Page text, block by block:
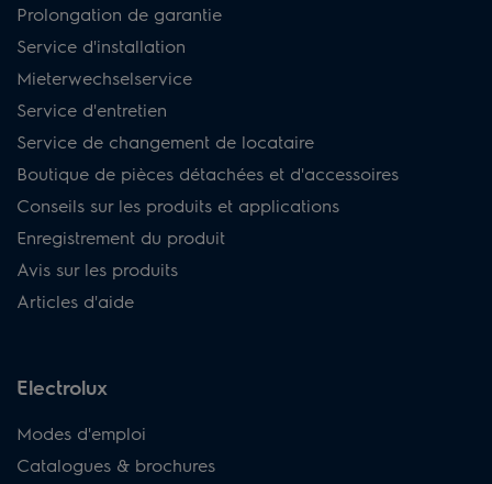
Prolongation de garantie
Service d'installation
Mieterwechselservice
Service d'entretien
Service de changement de locataire
Boutique de pièces détachées et d'accessoires
Conseils sur les produits et applications
Enregistrement du produit
Avis sur les produits
Articles d'aide
Electrolux
Modes d'emploi
Catalogues & brochures